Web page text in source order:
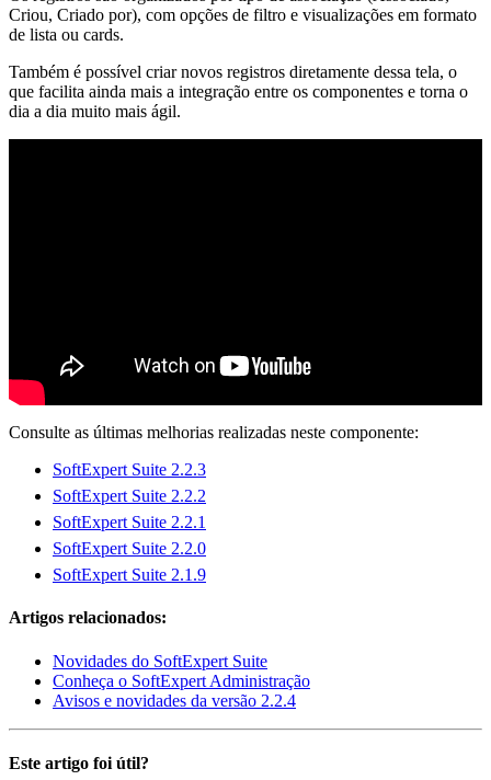
Criou, Criado por), com opções de filtro e visualizações em formato
de lista ou cards.
Também é possível criar novos registros diretamente dessa tela, o
que facilita ainda mais a integração entre os componentes e torna o
dia a dia muito mais ágil.
Consulte as últimas melhorias realizadas neste componente:
SoftExpert Suite 2.2.3
SoftExpert Suite 2.2.2
SoftExpert Suite 2.2.1
SoftExpert Suite 2.2.0
SoftExpert Suite 2.1.9
Artigos relacionados:
Novidades do SoftExpert Suite
Conheça o SoftExpert Administração
Avisos e novidades da versão 2.2.4
Este artigo foi útil?